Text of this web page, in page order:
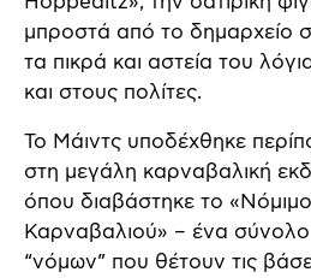
μπροστά από το δημαρχείο
τα πικρά και αστεία του
και στους πολίτες.
Το Μάιντς υποδέχθηκε
στη μεγάλη καρναβαλική
όπου διαβάστηκε το
Καρναβαλιού» – ένα σύνολο
“νόμων” που θέτουν τις